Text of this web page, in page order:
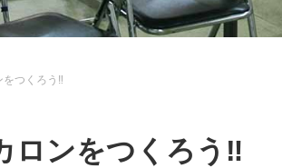
をつくろう‼
ロンをつくろう‼